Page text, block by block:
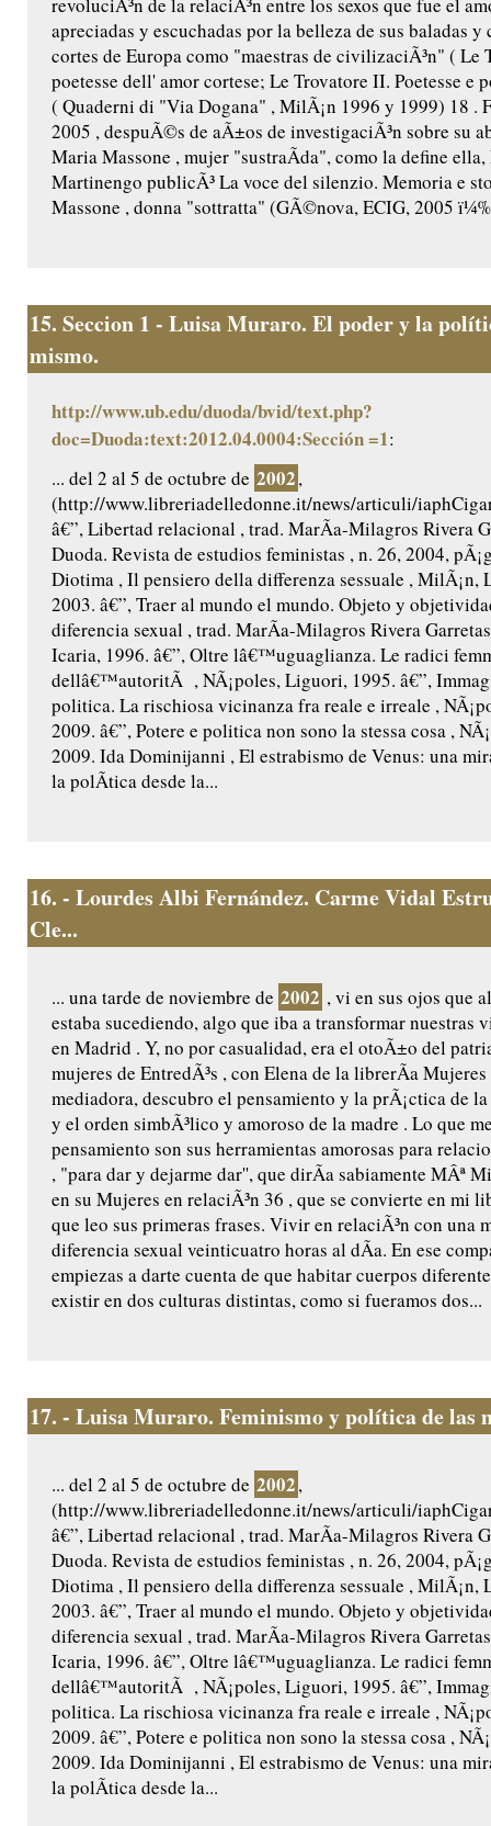
revoluciÃ³n de la relaciÃ³n entre los sexos que fue el
apreciadas y escuchadas por la belleza de sus baladas y
cortes de Europa como "maestras de civilizaciÃ³n" ( Le
poetesse dell' amor cortese; Le Trovatore II. Poetesse e
( Quaderni di "Via Dogana" , MilÃ¡n 1996 y 1999) 18 .
2005 , despuÃ©s de aÃ±os de investigaciÃ³n sobre su
Maria Massone , mujer "sustraÃ­da", como la define
Martinengo publicÃ³ La voce del silenzio. Memoria e
Massone , donna "sottratta" (GÃ©nova, ECIG, 2005
15. Seccion 1 - Luisa Muraro. El poder y la
mismo.
http://www.ub.edu/duoda/bvid/text.php?
doc=Duoda:text:2012.04.0004:Sección =1:
... del 2 al 5 de octubre de 2002,
(http://www.libreriadelledonne.it/news/articuli/
â€”, Libertad relacional , trad. MarÃ­a-Milagros Rivera
Duoda. Revista de estudios feministas , n. 26, 2004,
Diotima , Il pensiero della differenza sessuale , MilÃ¡n,
2003. â€”, Traer al mundo el mundo. Objeto y
diferencia sexual , trad. MarÃ­a-Milagros Rivera
Icaria, 1996. â€”, Oltre lâ€™uguaglianza. Le radici
dellâ€™autoritÃ , NÃ¡poles, Liguori, 1995. â€”,
politica. La rischiosa vicinanza fra reale e irreale ,
2009. â€”, Potere e politica non sono la stessa cosa ,
2009. Ida Dominijanni , El estrabismo de Venus: una
la polÃ­tica desde la...
16. - Lourdes Albi Fernández. Carme Vidal
Cle...
... una tarde de noviembre de 2002 , vi en sus ojos que
estaba sucediendo, algo que iba a transformar nuestras
en Madrid . Y, no por casualidad, era el otoÃ±o del
mujeres de EntredÃ³s , con Elena de la librerÃ­a
mediadora, descubro el pensamiento y la prÃ¡ctica de
y el orden simbÃ³lico y amoroso de la madre . Lo que
pensamiento son sus herramientas amorosas para
, "para dar y dejarme dar'', que dirÃ­a sabiamente MÂª
en su Mujeres en relaciÃ³n 36 , que se convierte en mi
que leo sus primeras frases. Vivir en relaciÃ³n con una
diferencia sexual veinticuatro horas al dÃ­a. En ese
empiezas a darte cuenta de que habitar cuerpos
existir en dos culturas distintas, como si fueramos dos...
17. - Luisa Muraro. Feminismo y política de las
... del 2 al 5 de octubre de 2002,
(http://www.libreriadelledonne.it/news/articuli/
â€”, Libertad relacional , trad. MarÃ­a-Milagros Rivera
Duoda. Revista de estudios feministas , n. 26, 2004,
Diotima , Il pensiero della differenza sessuale , MilÃ¡n,
2003. â€”, Traer al mundo el mundo. Objeto y
diferencia sexual , trad. MarÃ­a-Milagros Rivera
Icaria, 1996. â€”, Oltre lâ€™uguaglianza. Le radici
dellâ€™autoritÃ , NÃ¡poles, Liguori, 1995. â€”,
politica. La rischiosa vicinanza fra reale e irreale ,
2009. â€”, Potere e politica non sono la stessa cosa ,
2009. Ida Dominijanni , El estrabismo de Venus: una
la polÃ­tica desde la...